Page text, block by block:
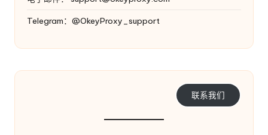
-
k
等。
Telegram：@OkeyProxy_support
联系我们